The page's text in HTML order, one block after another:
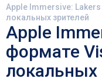
Apple Immersive:
локальных зрителей
Apple
формате
локальных